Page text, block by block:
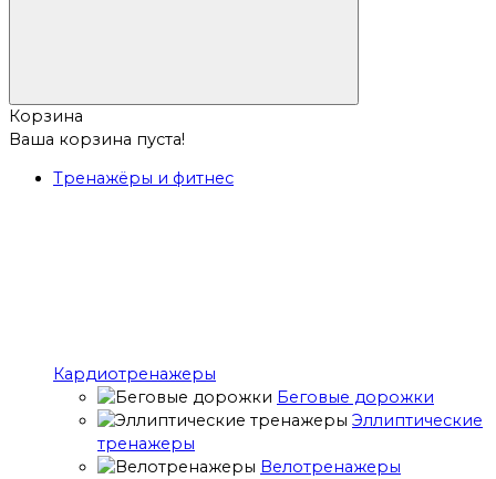
Корзина
Ваша корзина пуста!
Тренажёры и фитнес
Кардиотренажеры
Беговые дорожки
Эллиптические
тренажеры
Велотренажеры